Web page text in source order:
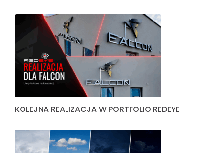
KOLEJNA REALIZACJA W PORTFOLIO REDEYE